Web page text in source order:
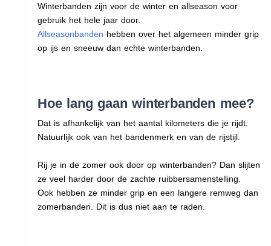
Winterbanden zijn voor de winter en allseason voor
gebruik het hele jaar door.
Allseasonbanden hebben over het algemeen minder grip
op ijs en sneeuw dan echte winterbanden.
Hoe lang gaan winterbanden mee?
Dat is afhankelijk van het aantal kilometers die je rijdt.
Natuurlijk ook van het bandenmerk en van de rijstijl.
Rij je in de zomer ook door op winterbanden? Dan slijten
ze veel harder door de zachte ruibbersamenstelling.
Ook hebben ze minder grip en een langere remweg dan
zomerbanden. Dit is dus niet aan te raden.